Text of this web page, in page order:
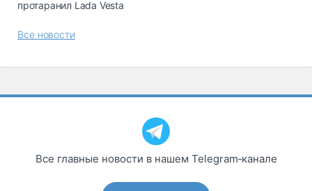
протаранил Lada Vesta
Все новости
Все главные новости в нашем Telegram‑канале